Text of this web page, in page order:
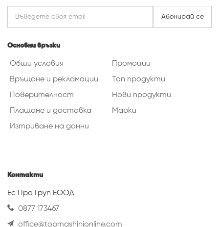
Абонирай се
Основни връзки
Общи условия
Връщане и рекламации
Поверителност
Плащане и доставка
Изтриване на данни
Промоции
Топ продукти
Нови продукти
Марки
Контакти
Ес Про Груп ЕООД
0877 173467
office@topmashinionline.com